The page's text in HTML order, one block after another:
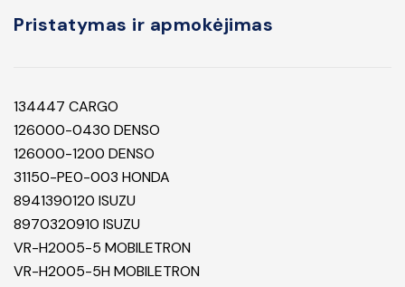
Pristatymas ir apmokėjimas
134447 CARGO
126000-0430 DENSO
126000-1200 DENSO
31150-PE0-003 HONDA
8941390120 ISUZU
8970320910 ISUZU
VR-H2005-5 MOBILETRON
VR-H2005-5H MOBILETRON